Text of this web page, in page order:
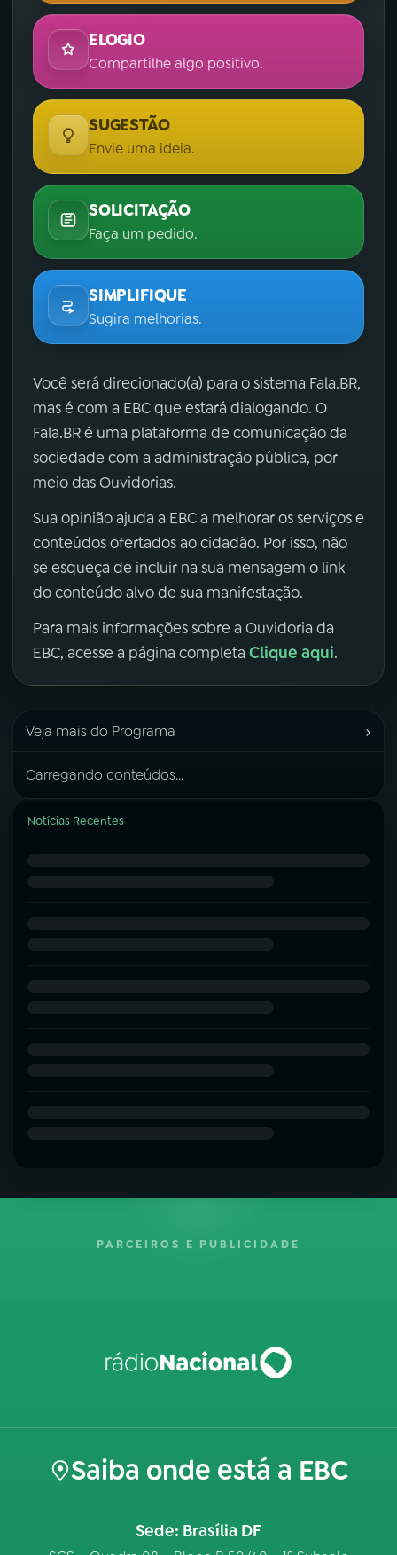
ELOGIO
Compartilhe algo positivo.
SUGESTÃO
Envie uma ideia.
SOLICITAÇÃO
Faça um pedido.
SIMPLIFIQUE
Sugira melhorias.
Você será direcionado(a) para o sistema Fala.BR,
mas é com a EBC que estará dialogando. O
Fala.BR é uma plataforma de comunicação da
sociedade com a administração pública, por
meio das Ouvidorias.
Sua opinião ajuda a EBC a melhorar os serviços e
conteúdos ofertados ao cidadão. Por isso, não
se esqueça de incluir na sua mensagem o link
do conteúdo alvo de sua manifestação.
Para mais informações sobre a Ouvidoria da
EBC, acesse a página completa Clique aqui.
Veja mais do Programa ›
Carregando conteúdos...
Notícias Recentes
PARCEIROS E PUBLICIDADE
Saiba onde está a EBC
Sede: Brasília DF